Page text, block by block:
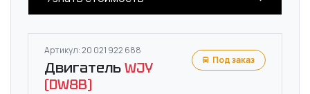
Артикул: 20 021 922 688
ДвигательWJY
(DW8B)
Под заказ